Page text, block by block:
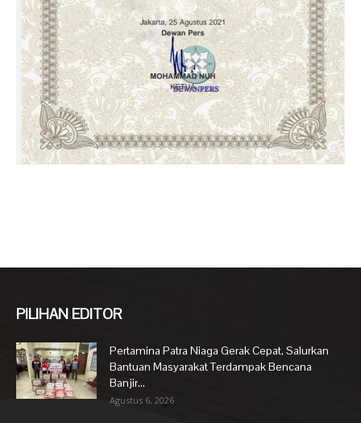
PILIHAN EDITOR
Pertamina Patra Niaga Gerak Cepat, Salurkan
Bantuan Masyarakat Terdampak Bencana
Banjir...
Agustus 6, 2026